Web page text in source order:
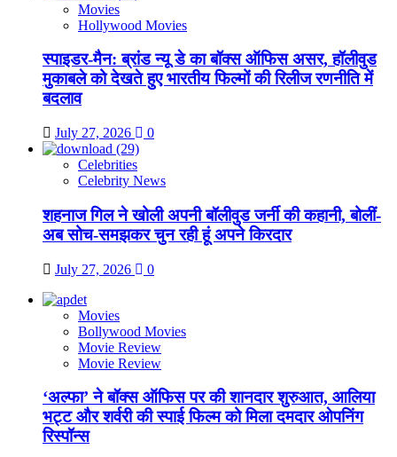
Movies
Hollywood Movies
स्पाइडर-मैन: ब्रांड न्यू डे का बॉक्स ऑफिस असर, हॉलीवुड
मुकाबले को देखते हुए भारतीय फिल्मों की रिलीज रणनीति में
बदलाव
July 27, 2026 0
Celebrities
Celebrity News
शहनाज गिल ने खोली अपनी बॉलीवुड जर्नी की कहानी, बोलीं-
अब सोच-समझकर चुन रही हूं अपने किरदार
July 27, 2026 0
Movies
Bollywood Movies
Movie Review
Movie Review
‘अल्फा’ ने बॉक्स ऑफिस पर की शानदार शुरुआत, आलिया
भट्ट और शर्वरी की स्पाई फिल्म को मिला दमदार ओपनिंग
रिस्पॉन्स